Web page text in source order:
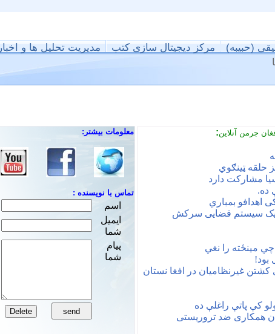
(حبیبه) مرکز دیجیتال سازی کتب مدیریت تحلیل ها و اخبار
جرمن آنلاین:
حلقه ټینګوي
ده.
اهدافو بمباري
یک سیستم قضایی سرکش
مینځته را نغي
بود!
آیاپاکستان ازسلاح‌های آمریکایی برای کشتن ‎غیرنظامیان در افغا نستان
کې پاتې راغلې ده
همکاری ضد تروریستی
معلومات بیشتر:
تماس با نویسنده :
اسم
ایمیل
شما
پیام
شما